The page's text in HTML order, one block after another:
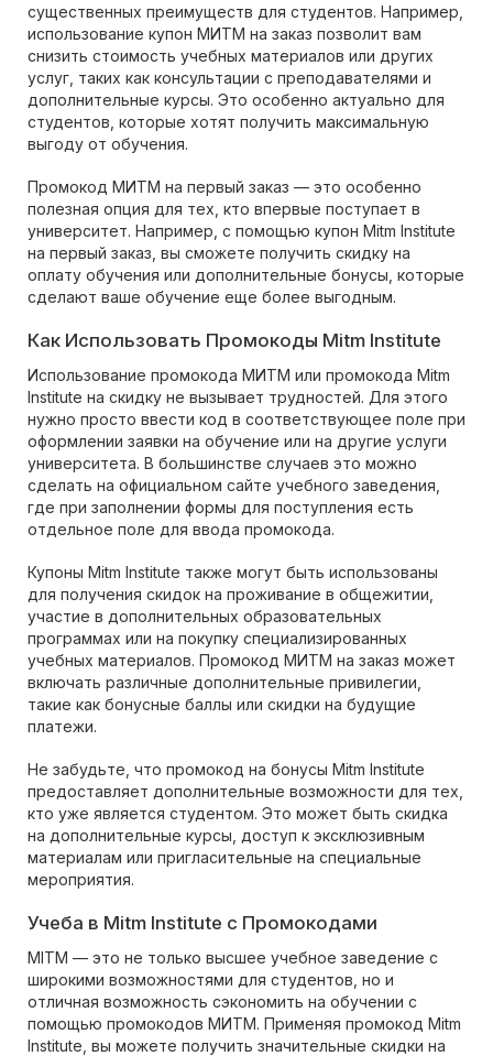
существенных преимуществ для студентов. Например,
использование купон МИТМ на заказ позволит вам
снизить стоимость учебных материалов или других
услуг, таких как консультации с преподавателями и
дополнительные курсы. Это особенно актуально для
студентов, которые хотят получить максимальную
выгоду от обучения.
Промокод МИТМ на первый заказ — это особенно
полезная опция для тех, кто впервые поступает в
университет. Например, с помощью купон Mitm Institute
на первый заказ, вы сможете получить скидку на
оплату обучения или дополнительные бонусы, которые
сделают ваше обучение еще более выгодным.
Как Использовать Промокоды Mitm Institute
Использование промокода МИТМ или промокода Mitm
Institute на скидку не вызывает трудностей. Для этого
нужно просто ввести код в соответствующее поле при
оформлении заявки на обучение или на другие услуги
университета. В большинстве случаев это можно
сделать на официальном сайте учебного заведения,
где при заполнении формы для поступления есть
отдельное поле для ввода промокода.
Купоны Mitm Institute также могут быть использованы
для получения скидок на проживание в общежитии,
участие в дополнительных образовательных
программах или на покупку специализированных
учебных материалов. Промокод МИТМ на заказ может
включать различные дополнительные привилегии,
такие как бонусные баллы или скидки на будущие
платежи.
Не забудьте, что промокод на бонусы Mitm Institute
предоставляет дополнительные возможности для тех,
кто уже является студентом. Это может быть скидка
на дополнительные курсы, доступ к эксклюзивным
материалам или пригласительные на специальные
мероприятия.
Учеба в Mitm Institute с Промокодами
MITM — это не только высшее учебное заведение с
широкими возможностями для студентов, но и
отличная возможность сэкономить на обучении с
помощью промокодов МИТМ. Применяя промокод Mitm
Institute, вы можете получить значительные скидки на